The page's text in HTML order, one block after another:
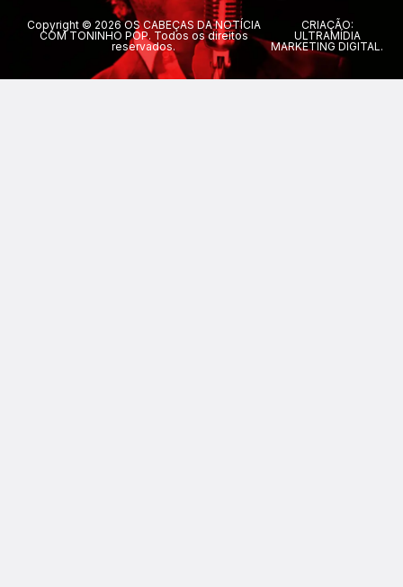
Copyright © 2026 OS CABEÇAS DA NOTÍCIA
COM TONINHO POP. Todos os direitos
reservados.
CRIAÇÃO:
ULTRAMÍDIA
MARKETING DIGITAL.